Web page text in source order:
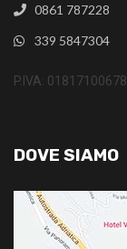
0861 787228
339 5847304
P.IVA: 01817100678
DOVE SIAMO